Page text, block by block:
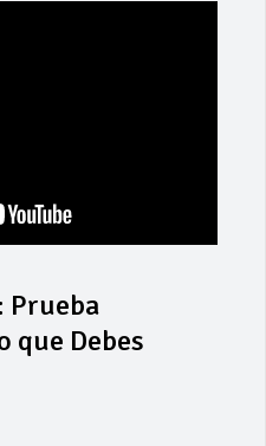
Prueba
que Debes